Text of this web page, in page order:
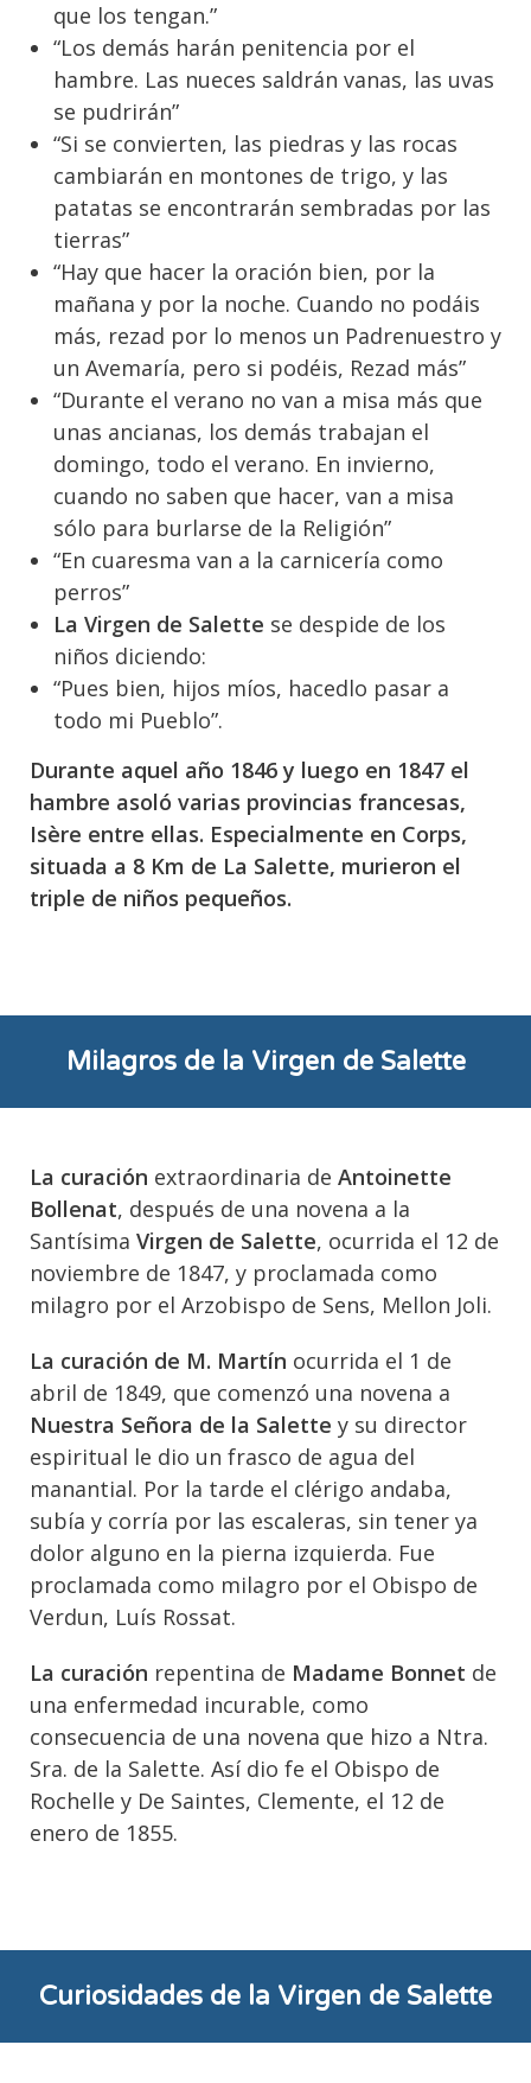
que los tengan.”
“Los demás harán penitencia por el
hambre. Las nueces saldrán vanas, las uvas
se pudrirán”
“Si se convierten, las piedras y las rocas
cambiarán en montones de trigo, y las
patatas se encontrarán sembradas por las
tierras”
“Hay que hacer la oración bien, por la
mañana y por la noche. Cuando no podáis
más, rezad por lo menos un Padrenuestro y
un Avemaría, pero si podéis, Rezad más”
“Durante el verano no van a misa más que
unas ancianas, los demás trabajan el
domingo, todo el verano. En invierno,
cuando no saben que hacer, van a misa
sólo para burlarse de la Religión”
“En cuaresma van a la carnicería como
perros”
La Virgen de Salette se despide de los
niños diciendo:
“Pues bien, hijos míos, hacedlo pasar a
todo mi Pueblo”.
Durante aquel año 1846 y luego en 1847 el
hambre asoló varias provincias francesas,
Isère entre ellas. Especialmente en Corps,
situada a 8 Km de La Salette, murieron el
triple de niños pequeños.
Milagros de la Virgen de Salette
La curación extraordinaria de Antoinette
Bollenat, después de una novena a la
Santísima Virgen de Salette, ocurrida el 12 de
noviembre de 1847, y proclamada como
milagro por el Arzobispo de Sens, Mellon Joli.
La curación de M. Martín ocurrida el 1 de
abril de 1849, que comenzó una novena a
Nuestra Señora de la Salette y su director
espiritual le dio un frasco de agua del
manantial. Por la tarde el clérigo andaba,
subía y corría por las escaleras, sin tener ya
dolor alguno en la pierna izquierda. Fue
proclamada como milagro por el Obispo de
Verdun, Luís Rossat.
La curación repentina de Madame Bonnet de
una enfermedad incurable, como
consecuencia de una novena que hizo a Ntra.
Sra. de la Salette. Así dio fe el Obispo de
Rochelle y De Saintes, Clemente, el 12 de
enero de 1855.
Curiosidades de la Virgen de Salette